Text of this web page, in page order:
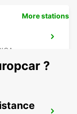
More stations
?